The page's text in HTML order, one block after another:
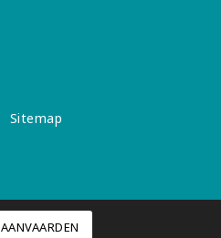
Sitemap
AANVAARDEN